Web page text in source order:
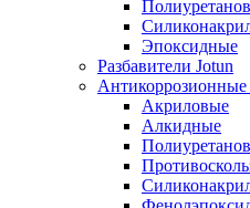
Эпоксидные
Разбавители Jotun
Акриловые
Алкидные